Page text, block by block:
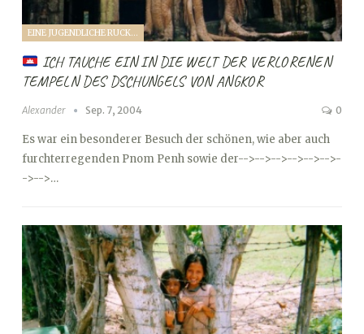
EINE JUGENDLICHE RUCKSACKREISE DURCH SÜDOSTASIEN (2004)
ICH TAUCHE EIN IN DIE WELT DER VERLORENEN
TEMPELN DES DSCHUNGELS VON ANGKOR
Alexander Sep. 7, 2004 0
Es war ein besonderer Besuch der schönen, wie aber auch
furchterregenden Pnom Penh sowie der-->-->-->-->-->-->-
->-->…